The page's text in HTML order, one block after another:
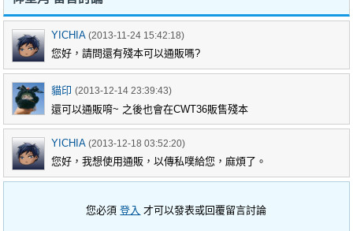
YICHIA (2013-11-24 15:42:18)
您好，請問還有殘本可以通販嗎?
貓印 (2013-12-14 23:39:43)
還可以通販唷~ 之後也會在CWT36販售殘本
YICHIA (2013-12-18 03:52:20)
您好，我想使用通販，以傳私噗給您，麻煩了。
您必須登入 才可以發表或回覆留言討論